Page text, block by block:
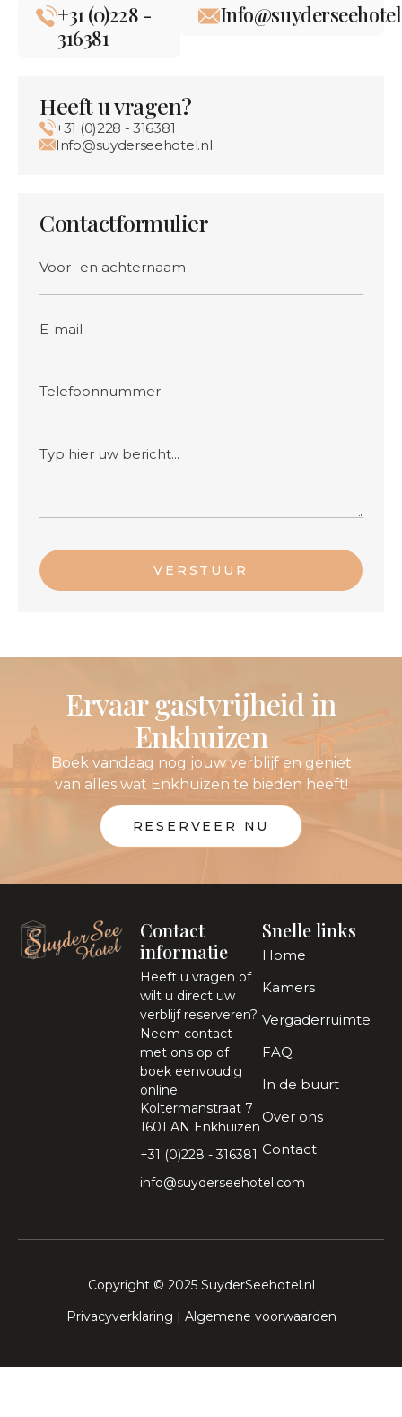
+31 (0)228 -
316381
Heeft u vragen?
+31 (0)228 - 316381
Info@suyderseehotel.nl
Contactformulier
VERSTUUR
Ervaar gastvrijheid in
Enkhuizen
Boek vandaag nog jouw verblijf en geniet
van alles wat Enkhuizen te bieden heeft!
RESERVEER NU
Contact
informatie
Heeft u vragen of
wilt u direct uw
verblijf reserveren?
Neem contact
met ons op of
boek eenvoudig
online.
Koltermanstraat 7
1601 AN Enkhuizen
+31 (0)228 - 316381
info@suyderseehotel.com
Snelle links
Home
Kamers
Vergaderruimte
FAQ
In de buurt
Over ons
Contact
Copyright © 2025 SuyderSeehotel.nl
Privacyverklaring | Algemene voorwaarden